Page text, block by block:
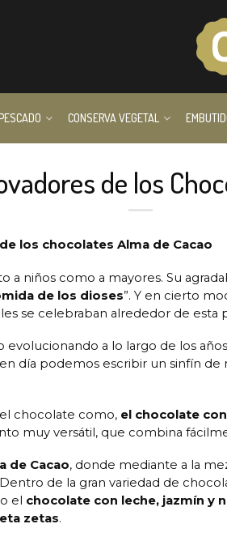
CONSERVA VEGETAL
de los
los chocolates Alma de Cacao
a niños como a mayores. Su
de los dioses”. Y en cierto
se celebraban alrededor de esta
evolucionando a lo largo de los
día podemos escribir un sinfín de
chocolate como, el chocolate
muy versátil, que combina
de Cacao, donde mediante a la
de la gran variedad de
el chocolate con leche, jazmín y
zetas.